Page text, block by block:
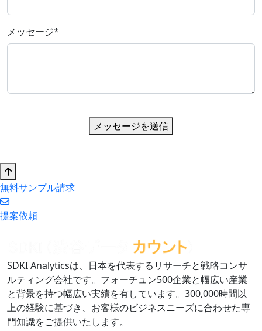
メッセージ*
メッセージを送信
無料サンプル請求
提案依頼
SDKI Analyticsは、日本を代表するリサーチと戦略コンサ
ルティング会社です。フォーチュン500企業と幅広い産業
と背景を持つ幅広い実績を有しています。300,000時間以
上の経験に基づき、お客様のビジネスニーズに合わせた専
門知識をご提供いたします。